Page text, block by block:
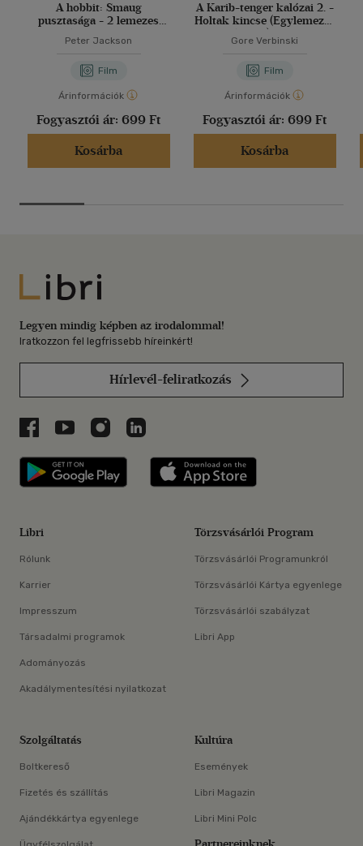
A hobbit: Smaug
pusztasága - 2 lemezes
Peter Jackson
Film
Árinformációk
Fogyasztói ár: 699 Ft
Kosárba
A Karib-tenger kalózai 2. -
Holtak kincse (Egylemezes
változat) - DVD
Gore Verbinski
Film
Árinformációk
Fogyasztói ár: 699 Ft
Kosárba
Libri
Legyen mindig képben az irodalommal!
Iratkozzon fel legfrissebb híreinkért!
Hírlevél-feliratkozás
Libri a Facebookon
Libri a Youtube-on
Libri az Instagramon
Libri a LinkedInen
Libri applikáció Szerezd meg: Google
Libri
Rólunk
Karrier
Impresszum
Társadalmi programok
Adományozás
Akadálymentesítési nyilatkozat
Törzsvásárlói Program
Törzsvásárlói Programunkról
Törzsvásárlói Kártya egyenlege
Törzsvásárlói szabályzat
Libri App
Szolgáltatás
Boltkereső
Fizetés és szállítás
Ajándékkártya egyenlege
Kultúra
Események
Libri Magazin
Libri Mini Polc